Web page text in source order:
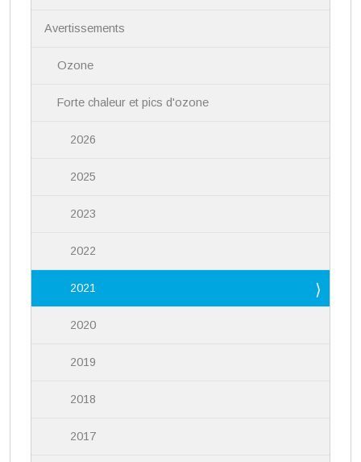
Avertissements
Ozone
Forte chaleur et pics d'ozone
2026
2025
2023
2022
2021
2020
2019
2018
2017